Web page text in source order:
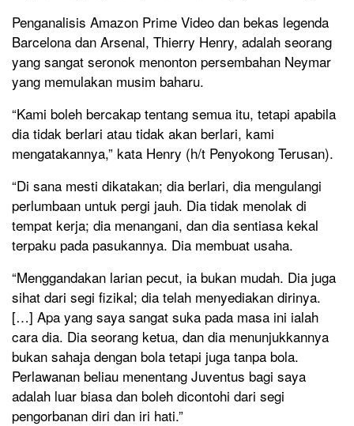
Penganalisis Amazon Prime Video dan bekas legenda
Barcelona dan Arsenal, Thierry Henry, adalah seorang
yang sangat seronok menonton persembahan Neymar
yang memulakan musim baharu.
“Kami boleh bercakap tentang semua itu, tetapi apabila
dia tidak berlari atau tidak akan berlari, kami
mengatakannya,” kata Henry (h/t Penyokong Terusan).
“Di sana mesti dikatakan; dia berlari, dia mengulangi
perlumbaan untuk pergi jauh. Dia tidak menolak di
tempat kerja; dia menangani, dan dia sentiasa kekal
terpaku pada pasukannya. Dia membuat usaha.
“Menggandakan larian pecut, ia bukan mudah. Dia juga
sihat dari segi fizikal; dia telah menyediakan dirinya.
[…] Apa yang saya sangat suka pada masa ini ialah
cara dia. Dia seorang ketua, dan dia menunjukkannya
bukan sahaja dengan bola tetapi juga tanpa bola.
Perlawanan beliau menentang Juventus bagi saya
adalah luar biasa dan boleh dicontohi dari segi
pengorbanan diri dan iri hati.”